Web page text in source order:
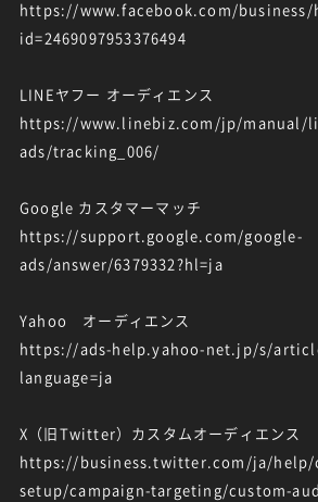
https://www.facebook.com/business/
id=2469097953376494
LINEヤフー オーディエンス
https://www.linebiz.com/jp/manual/
ads/tracking_006/
Google カスタマーマッチ
https://support.google.com/google-
ads/answer/6379332?hl=ja
Yahoo オーディエンス
https://ads-help.yahoo-net.jp/s/
language=ja
X（旧Twitter）カスタムオーディエンス
https://business.twitter.com/ja/help/
setup/campaign-targeting/custom-